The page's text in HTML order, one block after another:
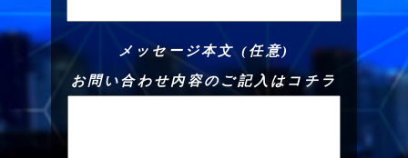
メッセージ本文 (任意)
お問い合わせ内容のご記入はコチラ